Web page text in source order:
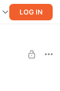
LOG IN